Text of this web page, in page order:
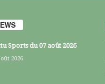
Sports du 07 août 2026
2026